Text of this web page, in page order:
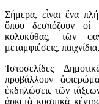
Σήμερα, εἶναι ἕνα
ὅπου δεσπόζουν οἱ
κολοκύθας, τῶν
μεταμφιέσεις,
Ἱστοσελίδες
προβάλλουν
ἐκδηλώσεις τῶν
ἀρκετὰ κοσμικὰ